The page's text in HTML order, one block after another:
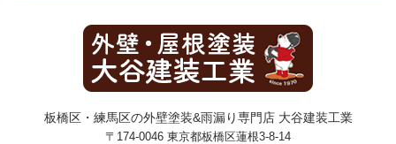
板橋区・練馬区の外壁塗装&雨漏り専門店 大谷建装工業
〒174-0046 東京都板橋区蓮根3-8-14